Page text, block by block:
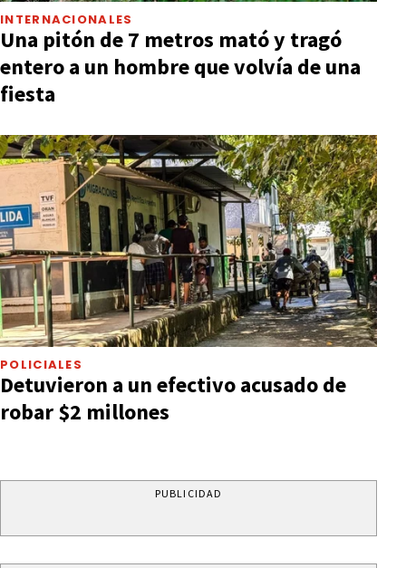
INTERNACIONALES
Una pitón de 7 metros mató y tragó
entero a un hombre que volvía de una
fiesta
POLICIALES
Detuvieron a un efectivo acusado de
robar $2 millones
PUBLICIDAD